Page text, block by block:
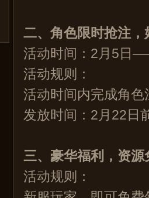
二、角色限时抢注，
活动时间：2月5日
活动规则：
活动时间内完成角色
发放时间：2月22日
三、豪华福利，资源
活动规则：